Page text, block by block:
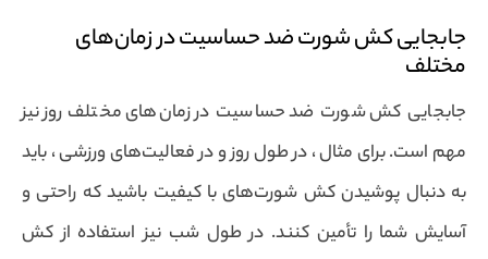
جابجایی کش شورت ضد حساسیت در زمان‌های
مختلف
جابجایی کش شورت ضد حساسیت در زمان‌های مختلف روز نیز
مهم است. برای مثال ، در طول روز و در فعالیت‌های ورزشی ، باید
به دنبال پوشیدن کش شورت‌های با کیفیت باشید که راحتی و
آسایش شما را تأمین کنند. در طول شب نیز استفاده از کش